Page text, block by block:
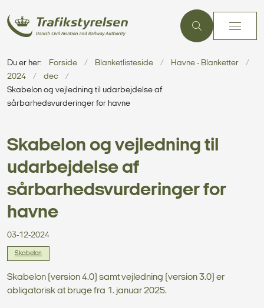
Du er her: Forside Blanketlisteside
Havne - Blanketter
2024
dec
Skabelon og vejledning til udarbejdelse af
sårbarhedsvurderinger for havne
Skabelon og vejledning til
udarbejdelse af
sårbarhedsvurderinger for
havne
03-12-2024
Skabelon
Skabelon (version 4.0) samt vejledning (version 3.0) er
obligatorisk at bruge fra 1. januar 2025.